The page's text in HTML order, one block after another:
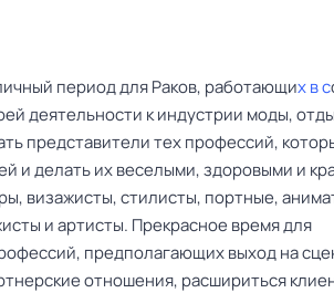
период для Раков, работающих в с
деятельности к индустрии моды,
представители тех профессий,
и делать их веселыми, здоровыми и
визажисты, стилисты, портные,
и артисты. Прекрасное время для
предполагающих выход на
отношения, расшириться